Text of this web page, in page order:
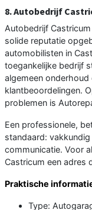
8. Autobedrijf
Autobedrijf
solide reputatie
automobilisten in
toegankelijke bedrijf
algemeen
klantbeoordelingen.
problemen is
Een professionele,
standaard:
communicatie. Voor
Castricum een adres
Praktische
Type: